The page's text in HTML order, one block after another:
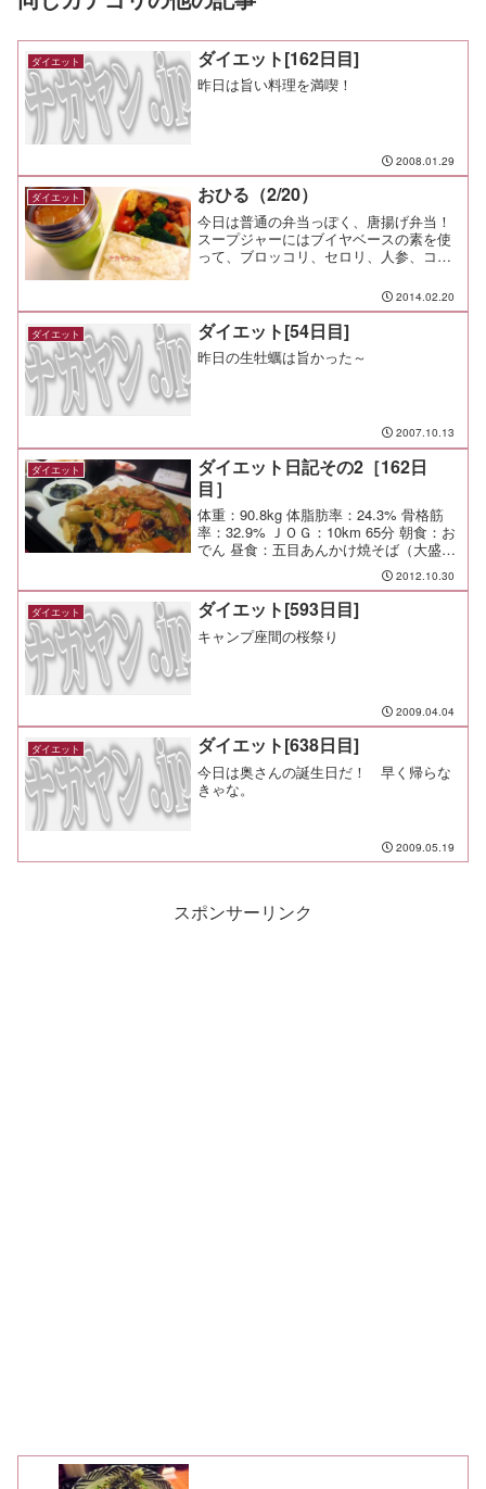
ダイエット ダイエット[162日目]
昨日は旨い料理を満喫！
2008.01.29
ダイエット おひる（2/20）
今日は普通の弁当っぽく、唐揚げ弁当！
スープジャーにはブイヤベースの素を使
って、ブロッコリ、セロリ、人参、コン
入。暖かいスープが体をしっかり温めて
くれる♪ このスープなら唐辛子と挽肉
を加えて、洋風坦々鍋っぽく...
2014.02.20
ダイエット ダイエット[54日目]
昨日の生牡蠣は旨かった～
2007.10.13
ダイエット
ダイエット日記その2［162日
目］
体重：90.8kg 体脂肪率：24.3% 骨格筋
率：32.9% ＪＯＧ：10km 65分 朝食：お
でん 昼食：五目あんかけ焼そば（大盛）
￥890（青蓮＠YBP）味はまあまあなん
だが、いかんせん熱くない。一番熱々な
のがスープで、料理はぱくぱく...
2012.10.30
ダイエット ダイエット[593日目]
キャンプ座間の桜祭り
2009.04.04
ダイエット ダイエット[638日目]
今日は奥さんの誕生日だ！ 早く帰らな
きゃな。
2009.05.19
スポンサーリンク